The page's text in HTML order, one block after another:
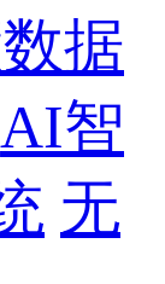
据
AI智
无